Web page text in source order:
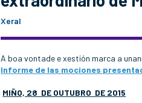
Xeral
A boa vontade e xestión marca a
Informe de las mociones
MIÑO, 28 DE OUTUBRO DE 2015